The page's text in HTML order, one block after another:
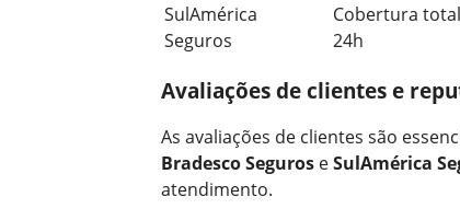
SulAmérica
Seguros
Cobertura
24h
Avaliações de clientes e
As avaliações de clientes são
Bradesco Seguros eSulAmérica
atendimento.